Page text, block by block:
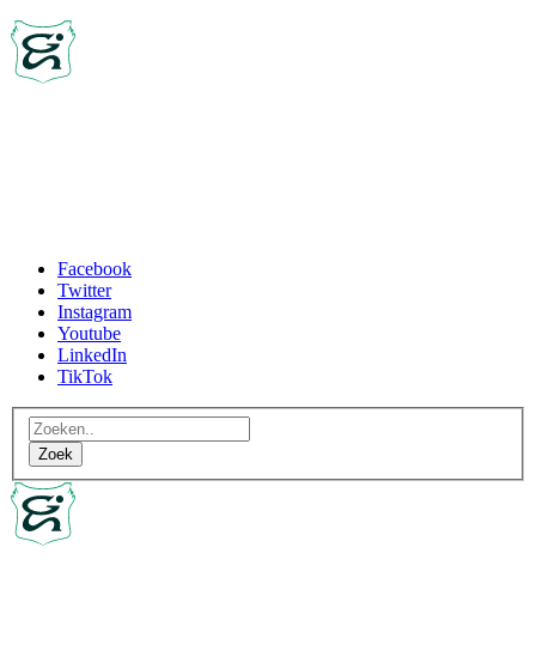
Facebook
Twitter
Instagram
Youtube
LinkedIn
TikTok